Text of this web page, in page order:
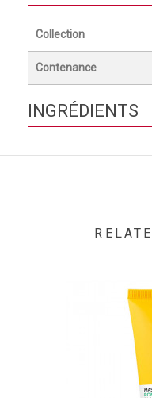
Collection
Contenance
INGRÉDIENTS
PENTYLENE GLYCOL,
ASCORBYL PALMITATE,
CYCLOHEXENE
HYDROLYZED ELASTIN,
CRITHMUM MARITIMUM
SODIUM BENZOATE, CI